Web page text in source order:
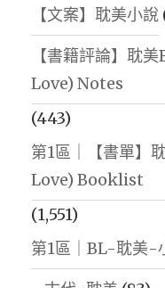
【文案】耽美小說
【書籍評論】耽
Love) Notes
(443)
第1區｜【書單】
Love) Booklist
(1,551)
第1區｜BL-耽美-